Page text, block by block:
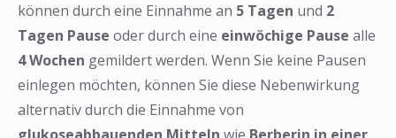
können durch eine Einnahme an 5 Tagen und 2
Tagen Pause oder durch eine einwöchige Pause alle
4 Wochen gemildert werden. Wenn Sie keine Pausen
einlegen möchten, können Sie diese Nebenwirkung
alternativ durch die Einnahme von